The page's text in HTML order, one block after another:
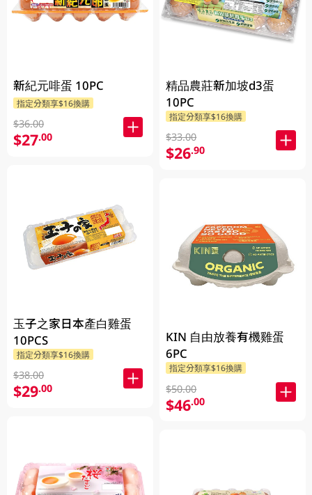
新紀元啡蛋 10PC
指定分類享$16換購
$36.00
$27.00
玉子之家日本產白雞蛋
10PCS
指定分類享$16換購
$38.00
$29.00
精品農莊新加坡d3蛋
10PC
指定分類享$16換購
$33.00
$26.90
KIN 自由放養有機雞蛋
6PC
指定分類享$16換購
$50.00
$46.00